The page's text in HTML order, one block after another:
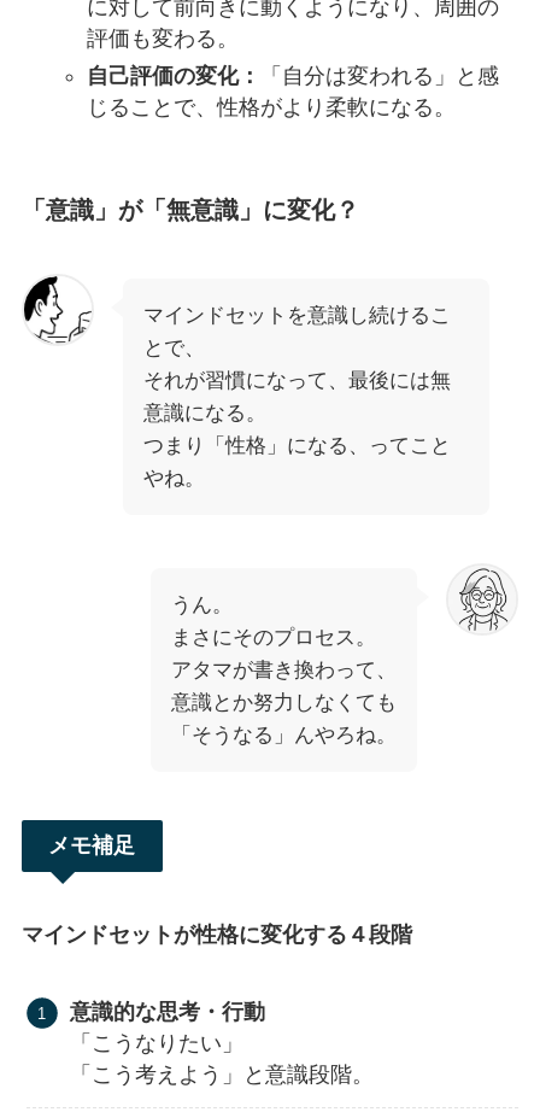
に対して前向きに動くようになり、周囲の
評価も変わる。
自己評価の変化：
「自分は変われる」と感
じることで、性格がより柔軟になる。
「意識」が「無意識」に変化？
マインドセットを意識し続けるこ
とで、
それが習慣になって、最後には無
意識になる。
つまり「性格」になる、ってこと
やね。
うん。
まさにそのプロセス。
アタマが書き換わって、
意識とか努力しなくても
「そうなる」んやろね。
メモ補足
マインドセットが性格に変化する４段階
意識的な思考・行動
「こうなりたい」
「こう考えよう」と意識段階。